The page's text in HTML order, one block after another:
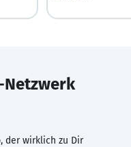
Netzwerk
der wirklich zu Dir